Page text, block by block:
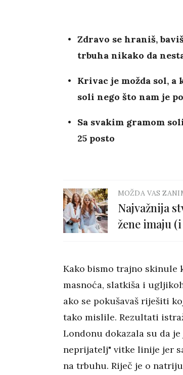
Zdravo se hraniš,
trbuha nikako da
Krivac je možda sol,
soli nego što nam je
Sa svakim gramom
25 posto
MOŽDA VAS
Najvažnija
žene imaju
Kako bismo trajno skinule
masnoća, slatkiša i
ako se pokušavaš riješiti
tako mislile. Rezultati
Londonu dokazala su da
neprijatelj" vitke linije jer
na trbuhu. Riječ je o